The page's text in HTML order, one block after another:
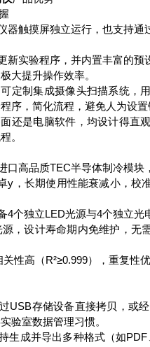
器触摸屏独立运行，也支持
新实验程序，并内置丰富的
大提升操作效率。
定制集成摄像头扫描系统，
序，简化流程，避免人为设
还是电脑软件，均设计得直
。
口高品质TEC半导体制冷模块
y，长期使用性能衰减小，校
4个独立LED光源与4个独立
，设计寿命期内免维护，无
性高（R²≥0.999），重复性
USB存储设备直接拷贝，或
验室数据管理习惯。
生成并导出多种格式（如